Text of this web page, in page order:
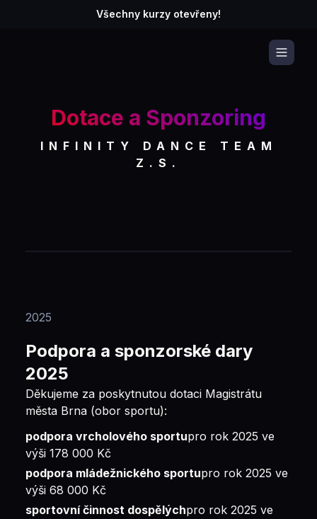
Všechny kurzy otevřeny!
Dotace a Sponzoring
INFINITY DANCE TEAM
Z.S.
2025
Podpora a sponzorské dary
2025
Děkujeme za poskytnutou dotaci Magistrátu
města Brna (obor sportu):
podpora vrcholového sportupro rok 2025 ve
výši 178 000 Kč
podpora mládežnického sportupro rok 2025 ve
výši 68 000 Kč
sportovní činnost dospělýchpro rok 2025 ve